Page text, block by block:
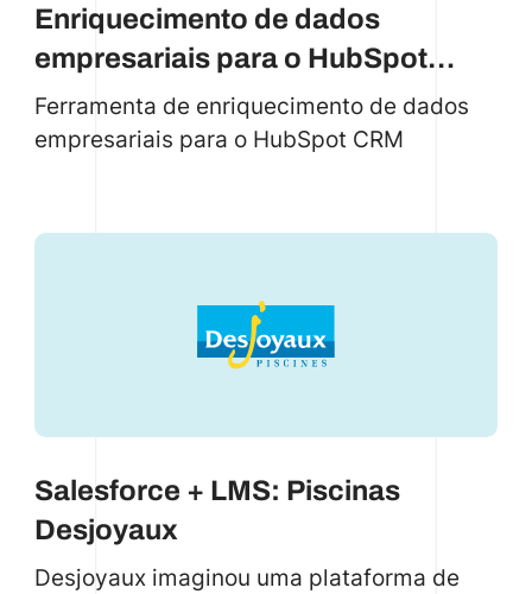
Enriquecimento de dados
empresariais para o HubSpot
CRM
Ferramenta de enriquecimento de dados
empresariais para o HubSpot CRM
Salesforce + LMS: Piscinas
Desjoyaux
Desjoyaux imaginou uma plataforma de